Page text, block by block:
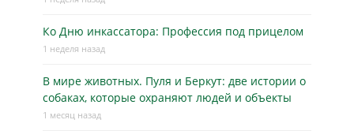
Ко Дню инкассатора: Профессия под прицелом
1 неделя назад
В мире животных. Пуля и Беркут: две истории о
собаках, которые охраняют людей и объекты
1 месяц назад